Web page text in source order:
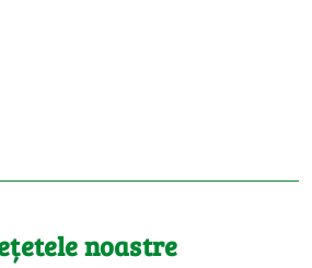
noastre